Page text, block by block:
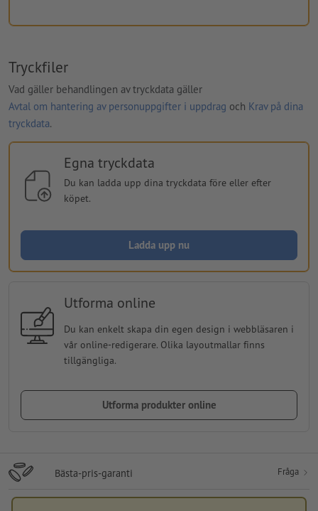
Tryckfiler
Vad gäller behandlingen av tryckdata gäller
Avtal om hantering av personuppgifter i uppdrag och Krav på dina
tryckdata.
Egna tryckdata
Du kan ladda upp dina tryckdata före eller efter
köpet.
Ladda upp nu
Utforma online
Du kan enkelt skapa din egen design i webbläsaren i
vår online-redigerare. Olika layoutmallar finns
tillgängliga.
Utforma produkter online
Bästa-pris-garanti Fråga